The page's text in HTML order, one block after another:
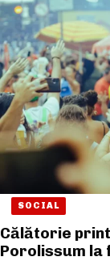
SOCIAL
Călătorie
Porolissum la